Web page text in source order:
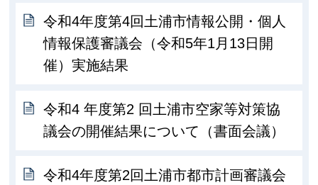
令和4年度第4回土浦市情報公開・個人
情報保護審議会（令和5年1月13日開
催）実施結果
令和4 年度第2 回土浦市空家等対策協
議会の開催結果について（書面会議）
令和4年度第2回土浦市都市計画審議会